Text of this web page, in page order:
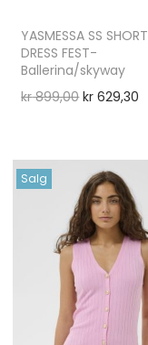
YASMESSA SS SHORT
DRESS FEST-
Ballerina/skyway
kr899,00 kr 629,30
Salg